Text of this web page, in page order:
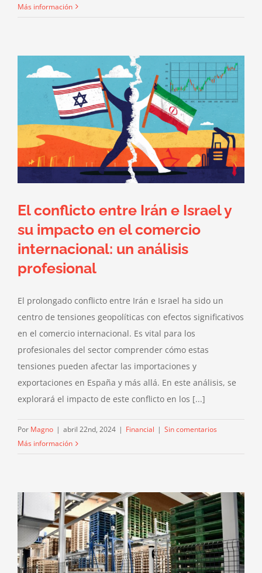
Más información
El conflicto entre Irán e Israel y
su impacto en el comercio
internacional: un análisis
profesional
El prolongado conflicto entre Irán e Israel ha sido un
centro de tensiones geopolíticas con efectos significativos
en el comercio internacional. Es vital para los
profesionales del sector comprender cómo estas
tensiones pueden afectar las importaciones y
exportaciones en España y más allá. En este análisis, se
explorará el impacto de este conflicto en los [...]
Por Magno | abril 22nd, 2024 | Financial | Sin comentarios
Más información